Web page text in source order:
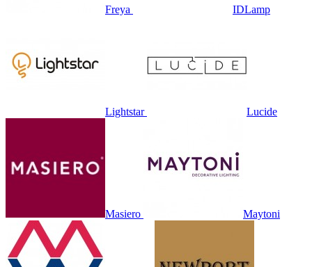
Freya IDLamp
Lightstar Lucide
Masiero Maytoni